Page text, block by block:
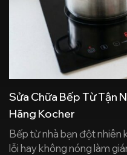
Sửa Chữa Bếp Từ Tận
Hãng Kocher
Bếp từ nhà bạn đột nhiên
lỗi hay không nóng làm